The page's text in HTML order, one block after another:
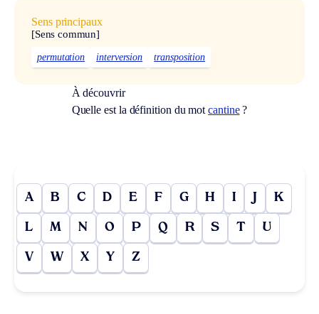
Sens principaux
[Sens commun]
permutation interversion transposition
À découvrir
Quelle est la définition du motcantine?
A B C D E F G H I J K
L M N O P Q R S T U
V W X Y Z